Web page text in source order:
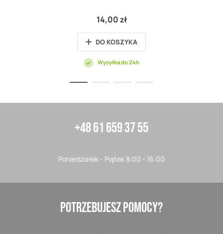
14,00 zł
DO KOSZYKA
Wysyłka do 24h
+48 61 659 37 55
Poniedziałek - Piątek 8:00 - 16:00
POTRZEBUJESZ POMOCY?